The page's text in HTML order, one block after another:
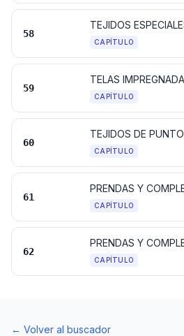
58
CAPÍTULO
59
CAPÍTULO
60
TEJIDOS DE PUNTO
CAPÍTULO
61
CAPÍTULO
62
CAPÍTULO
← Volver al buscador